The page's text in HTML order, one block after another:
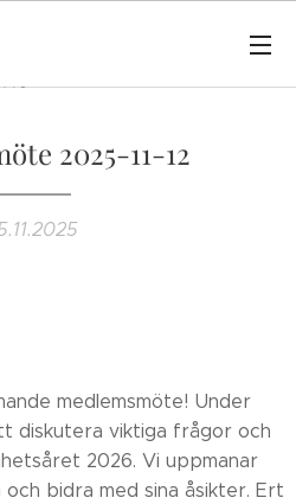
2025-11-12
medlemsmöte! Under
diskutera viktiga frågor och
2026. Vi uppmanar
bidra med sina åsikter. Ert